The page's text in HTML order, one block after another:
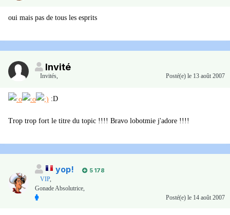
oui mais pas de tous les esprits
Invité
Invités, Posté(e) le 13 août 2007
:D
Trop trop fort le titre du topic !!!! Bravo lobotmie j'adore !!!!
yop!
5 178
VIP,
Gonade Absolutrice,
Posté(e) le 14 août 2007